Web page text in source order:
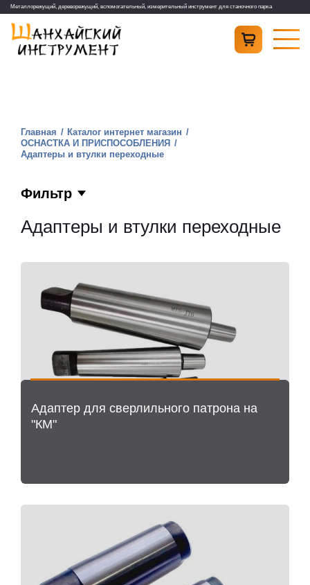
Металлорежущий, дереворежущий, вспомогательный, измерительный инструмент для станочного парка
Главная
Каталог интернет магазин
ОСНАСТКА И ПРИСПОСОБЛЕНИЯ
Адаптеры и втулки переходные
Фильтр
Адаптеры и втулки переходные
Адаптер для сверлильного патрона на
"КM"